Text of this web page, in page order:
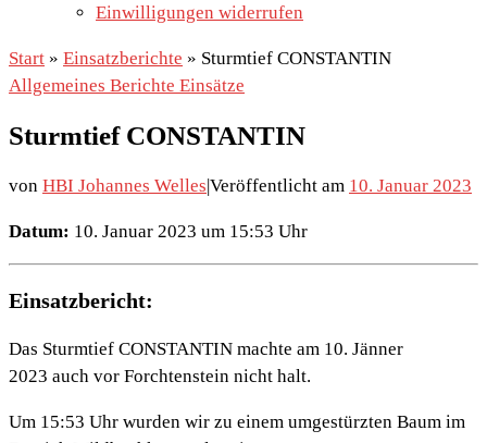
Einwilligungen widerrufen
Start » Einsatzberichte » Sturmtief CONSTANTIN
Allgemeines Berichte Einsätze
Sturmtief CONSTANTIN
von HBI Johannes Welles|Veröffentlicht am 10. Januar 2023
Datum: 10. Januar 2023 um 15:53 Uhr
Einsatzbericht:
Das Sturmtief CONSTANTIN machte am 10. Jänner
2023 auch vor Forchtenstein nicht halt.
Um 15:53 Uhr wurden wir zu einem umgestürzten Baum im